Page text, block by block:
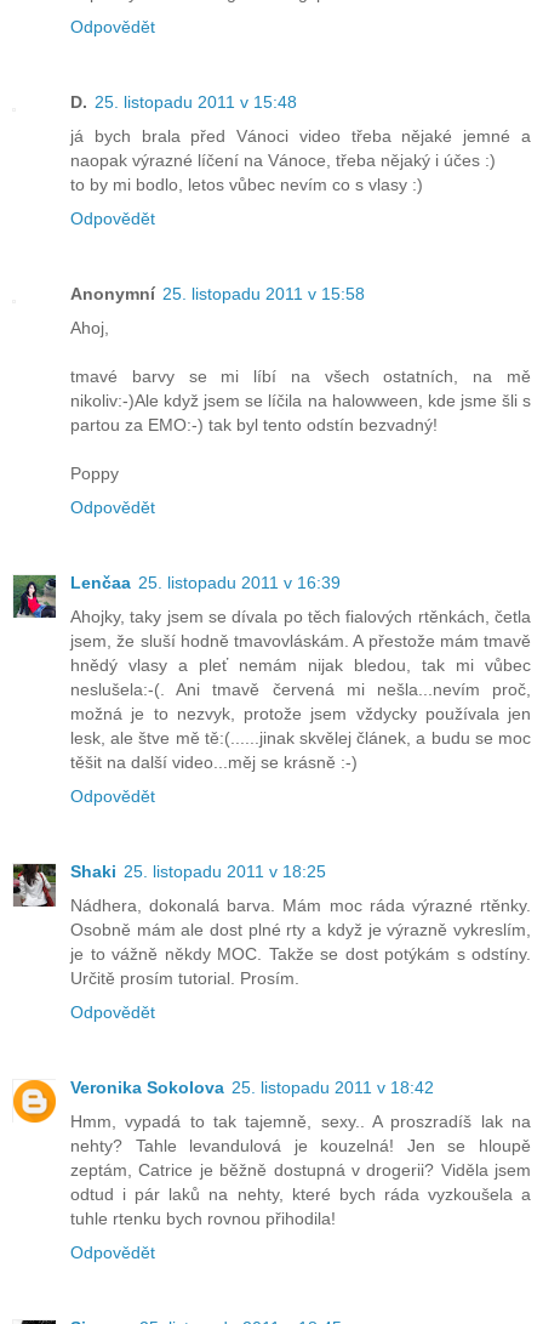
Odpovědět
D. 25. listopadu 2011 v 15:48
já bych brala před Vánoci video třeba nějaké jemné a
naopak výrazné líčení na Vánoce, třeba nějaký i účes :)
to by mi bodlo, letos vůbec nevím co s vlasy :)
Odpovědět
Anonymní 25. listopadu 2011 v 15:58
Ahoj,
tmavé barvy se mi líbí na všech ostatních, na mě
nikoliv:-)Ale když jsem se líčila na halowween, kde jsme šli s
partou za EMO:-) tak byl tento odstín bezvadný!
Poppy
Odpovědět
Lenčaa 25. listopadu 2011 v 16:39
Ahojky, taky jsem se dívala po těch fialových rtěnkách, četla
jsem, že sluší hodně tmavovláskám. A přestože mám tmavě
hnědý vlasy a pleť nemám nijak bledou, tak mi vůbec
neslušela:-(. Ani tmavě červená mi nešla...nevím proč,
možná je to nezvyk, protože jsem vždycky používala jen
lesk, ale štve mě tě:(......jinak skvělej článek, a budu se moc
těšit na další video...měj se krásně :-)
Odpovědět
Shaki 25. listopadu 2011 v 18:25
Nádhera, dokonalá barva. Mám moc ráda výrazné rtěnky.
Osobně mám ale dost plné rty a když je výrazně vykreslím,
je to vážně někdy MOC. Takže se dost potýkám s odstíny.
Určitě prosím tutorial. Prosím.
Odpovědět
Veronika Sokolova 25. listopadu 2011 v 18:42
Hmm, vypadá to tak tajemně, sexy.. A proszradíš lak na
nehty? Tahle levandulová je kouzelná! Jen se hloupě
zeptám, Catrice je běžně dostupná v drogerii? Viděla jsem
odtud i pár laků na nehty, které bych ráda vyzkoušela a
tuhle rtenku bych rovnou přihodila!
Odpovědět